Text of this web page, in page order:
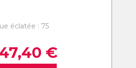
éclatée : 75
€